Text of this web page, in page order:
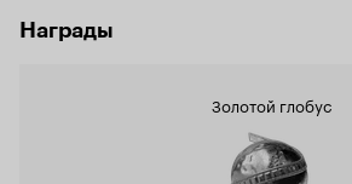
Награды
Золотой глобус